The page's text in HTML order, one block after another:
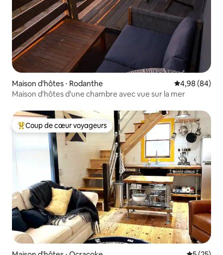
Maison d'hôtes ⋅ Rodanthe Évaluation
4,98 (84)
Maison d'hôtes d'une chambre avec vue sur la mer
Coups de cœur voyageurs les plus appréciés
Coup de cœur voyageurs